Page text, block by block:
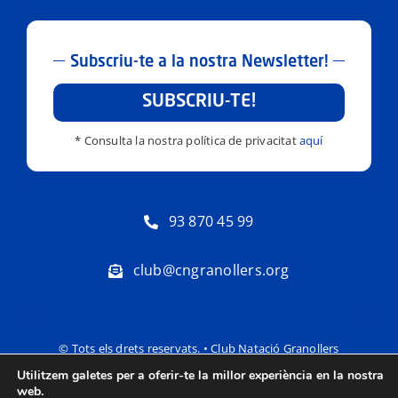
Subscriu-te a la nostra Newsletter!
SUBSCRIU-TE!
* Consulta la nostra política de privacitataquí
93 870 45 99
club@cngranollers.org
© Tots els drets reservats. • Club Natació Granollers
Utilitzem galetes per a oferir-te la millor experiència en la nostra
web.